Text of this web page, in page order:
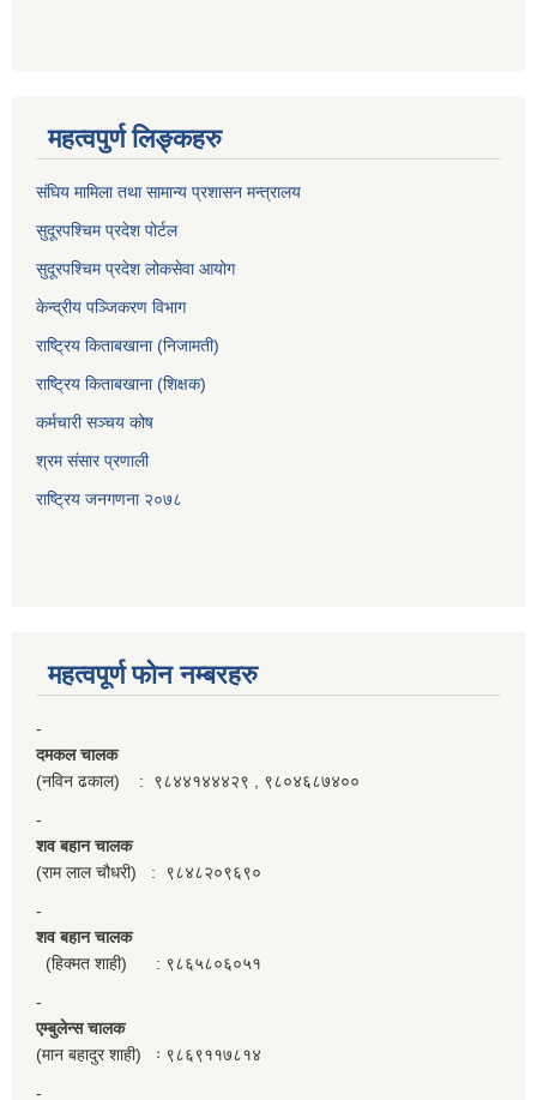
महत्वपुर्ण लिङ्कहरु
संघिय मामिला तथा सामान्य प्रशासन मन्त्रालय
सुदूरपश्चिम प्रदेश पोर्टल
सुदूरपश्‍चिम प्रदेश लोकसेवा आयोग
केन्द्रीय पञ्जिकरण विभाग
राष्ट्रिय किताबखाना (निजामती)
राष्ट्रिय किताबखाना (शिक्षक)
कर्मचारी सञ्चय कोष
श्रम संसार प्रणाली
राष्ट्रिय जनगणना २०७८
महत्वपूर्ण फाेन नम्बरहरु
-
दमकल चालक
(नविन ढकाल) : ९८४४१४४४२९ , ९८०४६८७४००
-
शव बहान चालक
(राम लाल चौधरी) : ९८४८२०९६९०
-
शव बहान चालक
(हिक्मत शाही) : ९८६५८०६०५१
-
एम्बुलेन्स चालक
(मान बहादुर शाही) ः ९८६९११७८१४
-